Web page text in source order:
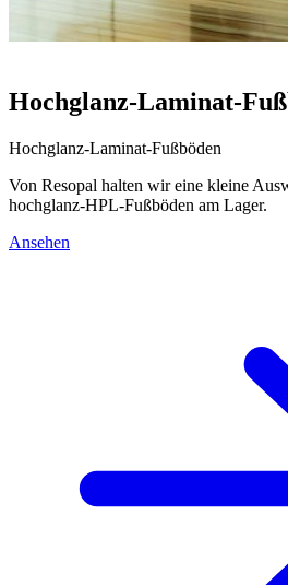
Hochglanz-Laminat-
Hochglanz-Laminat-Fußböden
Von Resopal halten wir eine kleine
hochglanz-HPL-Fußböden am Lager.
Ansehen